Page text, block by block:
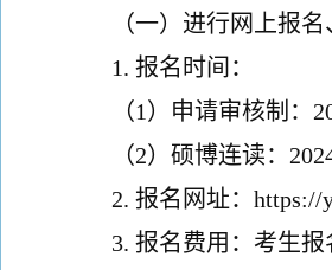
（一）进行网上报名
1. 报名时间：
（1 ） 申请审核制：
（2） 硕博连读：
2. 报名网址： https://
3. 报名费用： 考生报